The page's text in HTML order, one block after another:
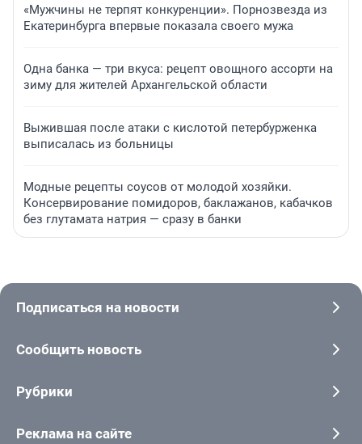
«Мужчины не терпят конкуренции». Порнозвезда из
Екатеринбурга впервые показала своего мужа
Одна банка — три вкуса: рецепт овощного ассорти на
зиму для жителей Архангельской области
Выжившая после атаки с кислотой петербурженка
выписалась из больницы
Модные рецепты соусов от молодой хозяйки.
Консервирование помидоров, баклажанов, кабачков
без глутамата натрия — сразу в банки
Подписаться на новости
Сообщить новость
Рубрики
Реклама на сайте